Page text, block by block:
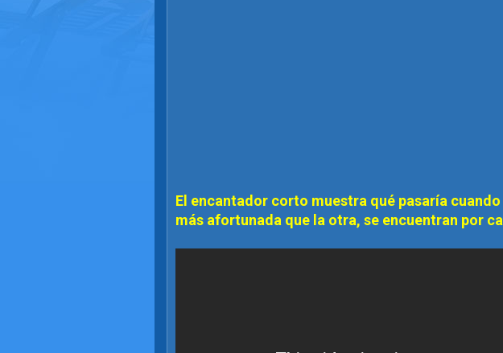
El encantador corto muestra qué pasaría
más afortunada que la otra, se encuentran por